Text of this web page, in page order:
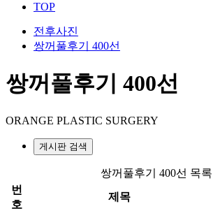
TOP
전후사진
쌍꺼풀후기 400선
쌍꺼풀후기 400선
ORANGE PLASTIC SURGERY
게시판 검색
쌍꺼풀후기 400선 목록
번
호
제목